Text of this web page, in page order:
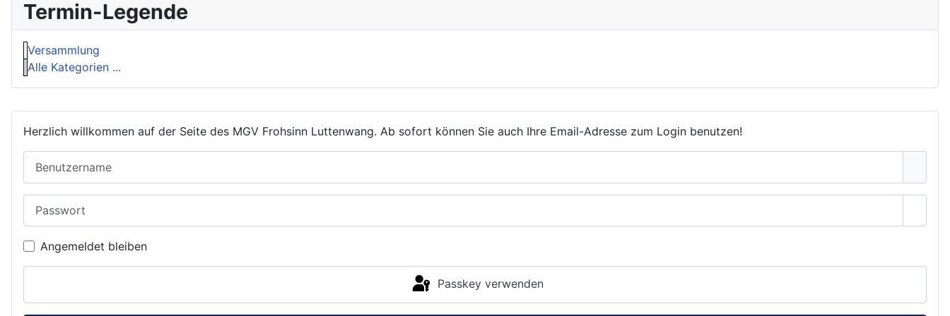
Herzlich willkommen auf der Seite des MGV Frohsinn Luttenwang. Ab sofort können Sie auch Ihre Email-Adresse zum Login benutzen!
Angemeldet bleiben
Passkey verwenden
Termin-Legende
Versammlung
Alle Kategorien ...